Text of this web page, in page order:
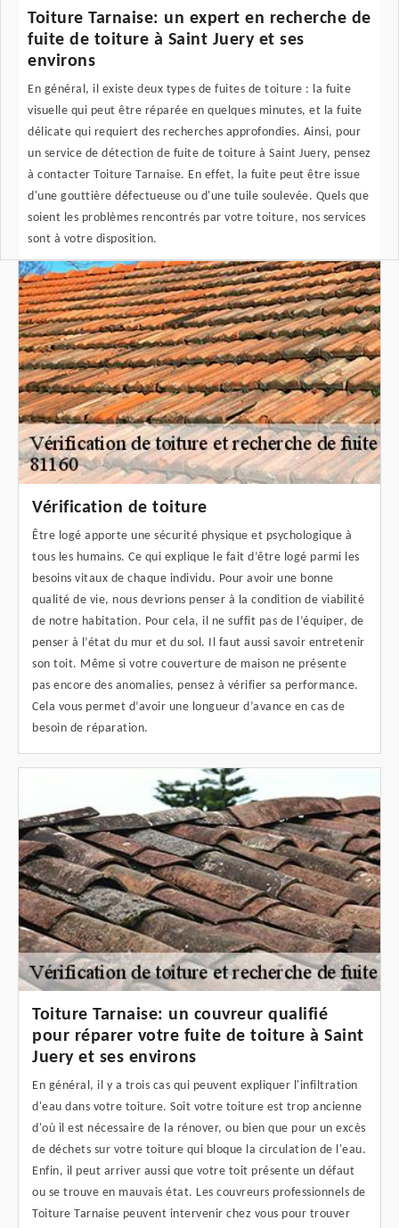
Toiture Tarnaise: un expert en recherche de
fuite de toiture à Saint Juery et ses
environs
En général, il existe deux types de fuites de toiture : la fuite
visuelle qui peut être réparée en quelques minutes, et la fuite
délicate qui requiert des recherches approfondies. Ainsi, pour
un service de détection de fuite de toiture à Saint Juery, pensez
à contacter Toiture Tarnaise. En effet, la fuite peut être issue
d'une gouttière défectueuse ou d'une tuile soulevée. Quels que
soient les problèmes rencontrés par votre toiture, nos services
sont à votre disposition.
Vérification de toiture
Être logé apporte une sécurité physique et psychologique à
tous les humains. Ce qui explique le fait d’être logé parmi les
besoins vitaux de chaque individu. Pour avoir une bonne
qualité de vie, nous devrions penser à la condition de viabilité
de notre habitation. Pour cela, il ne suffit pas de l’équiper, de
penser à l’état du mur et du sol. Il faut aussi savoir entretenir
son toit. Même si votre couverture de maison ne présente
pas encore des anomalies, pensez à vérifier sa performance.
Cela vous permet d’avoir une longueur d’avance en cas de
besoin de réparation.
Toiture Tarnaise: un couvreur qualifié
pour réparer votre fuite de toiture à Saint
Juery et ses environs
En général, il y a trois cas qui peuvent expliquer l'infiltration
d'eau dans votre toiture. Soit votre toiture est trop ancienne
d'où il est nécessaire de la rénover, ou bien que pour un excès
de déchets sur votre toiture qui bloque la circulation de l'eau.
Enfin, il peut arriver aussi que votre toit présente un défaut
ou se trouve en mauvais état. Les couvreurs professionnels de
Toiture Tarnaise peuvent intervenir chez vous pour trouver